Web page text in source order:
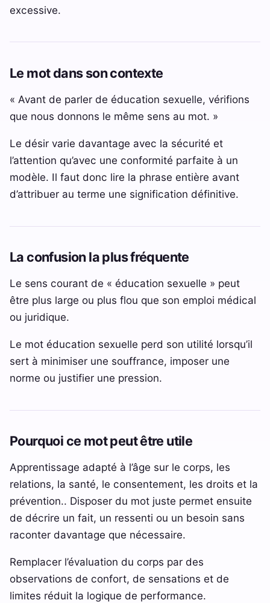
excessive.
Le mot dans son contexte
« Avant de parler de éducation sexuelle, vérifions
que nous donnons le même sens au mot. »
Le désir varie davantage avec la sécurité et
l’attention qu’avec une conformité parfaite à un
modèle. Il faut donc lire la phrase entière avant
d’attribuer au terme une signification définitive.
La confusion la plus fréquente
Le sens courant de « éducation sexuelle » peut
être plus large ou plus flou que son emploi médical
ou juridique.
Le mot éducation sexuelle perd son utilité lorsqu’il
sert à minimiser une souffrance, imposer une
norme ou justifier une pression.
Pourquoi ce mot peut être utile
Apprentissage adapté à l’âge sur le corps, les
relations, la santé, le consentement, les droits et la
prévention.. Disposer du mot juste permet ensuite
de décrire un fait, un ressenti ou un besoin sans
raconter davantage que nécessaire.
Remplacer l’évaluation du corps par des
observations de confort, de sensations et de
limites réduit la logique de performance.